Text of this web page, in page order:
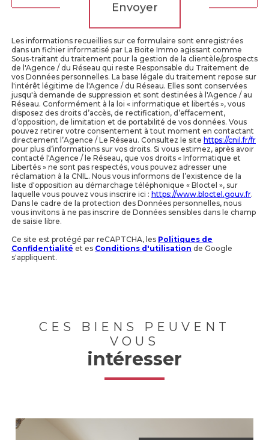
Envoyer
Les informations recueillies sur ce formulaire sont enregistrées
dans un fichier informatisé par La Boite Immo agissant comme
Sous-traitant du traitement pour la gestion de la clientèle/prospects
de l'Agence / du Réseau qui reste Responsable du Traitement de
vos Données personnelles. La base légale du traitement repose sur
l'intérêt légitime de l'Agence / du Réseau. Elles sont conservées
jusqu'à demande de suppression et sont destinées à l'Agence / au
Réseau. Conformément à la loi « informatique et libertés », vous
disposez des droits d’accès, de rectification, d’effacement,
d’opposition, de limitation et de portabilité de vos données. Vous
pouvez retirer votre consentement à tout moment en contactant
directement l’Agence / Le Réseau. Consultez le site https://cnil.fr/fr
pour plus d’informations sur vos droits. Si vous estimez, après avoir
contacté l'Agence / le Réseau, que vos droits « Informatique et
Libertés » ne sont pas respectés, vous pouvez adresser une
réclamation à la CNIL. Nous vous informons de l’existence de la
liste d'opposition au démarchage téléphonique « Bloctel », sur
laquelle vous pouvez vous inscrire ici : https://www.bloctel.gouv.fr.
Dans le cadre de la protection des Données personnelles, nous
vous invitons à ne pas inscrire de Données sensibles dans le champ
de saisie libre.
Ce site est protégé par reCAPTCHA, les Politiques de
Confidentialité et es Conditions d'utilisation de Google
s'appliquent.
CES BIENS PEUVENT
VOUS
intéresser